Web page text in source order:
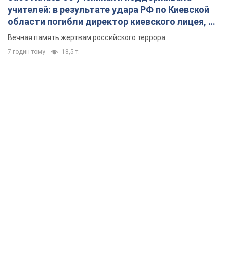
учителей: в результате удара РФ по Киевской
области погибли директор киевского лицея, её
муж и внук
Вечная память жертвам российского террора
7 годин тому 18,5 т.